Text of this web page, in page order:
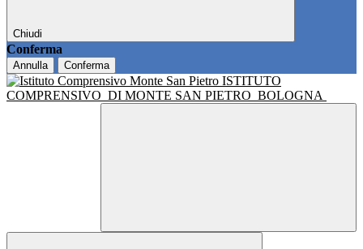
Chiudi
Conferma
Annulla Conferma
ISTITUTO
COMPRENSIVO DI MONTE SAN PIETRO BOLOGNA